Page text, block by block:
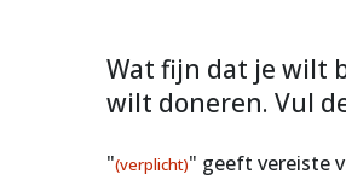
Wat fijn dat je wilt
wilt doneren. Vul
"(verplicht)" geeft vereiste